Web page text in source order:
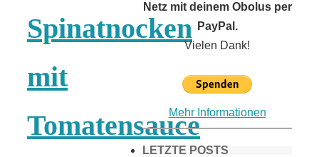
Spinatnocken
mit
Tomatensauce
Netz mit deinem Obolus per
PayPal.
Vielen Dank!
Mehr Informationen
LETZTE POSTS